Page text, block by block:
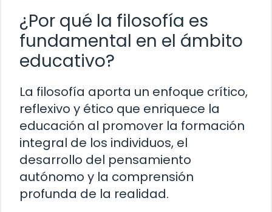
¿Por qué la filosofía es
fundamental en el ámbito
educativo?
La filosofía aporta un enfoque crítico,
reflexivo y ético que enriquece la
educación al promover la formación
integral de los individuos, el
desarrollo del pensamiento
autónomo y la comprensión
profunda de la realidad.